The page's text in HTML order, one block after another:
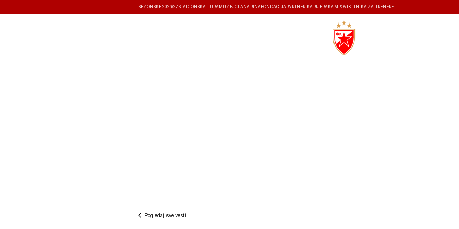
SEZONSKE 2026/27 STADIONSKA TURA MUZEJČLANARINA FONDACIJA PARTNERI KARIJERA KAMPOVI KLINIKA ZA TRENERE
Pogledaj sve vesti